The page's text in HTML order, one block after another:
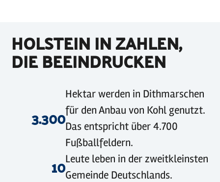
HOLSTEIN IN ZAHLEN,
DIE BEEINDRUCKEN
3.300
Hektar werden in Dithmarschen
für den Anbau von Kohl genutzt.
Das entspricht über 4.700
Fußballfeldern.
10Leute leben in der zweitkleinsten
Gemeinde Deutschlands.